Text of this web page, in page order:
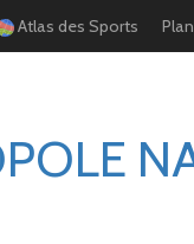
Atlas des Sports